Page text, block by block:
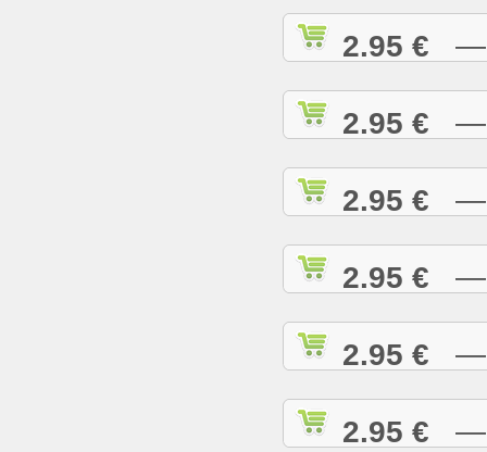
2.95 € —
2.95 € —
2.95 € —
2.95 € —
2.95 € —
2.95 € —